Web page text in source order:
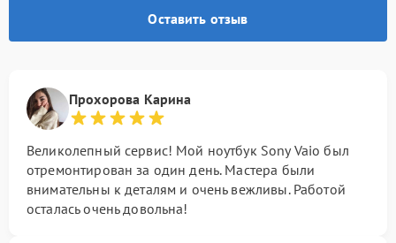
Оставить отзыв
Прохорова Карина
Великолепный сервис! Мой ноутбук Sony Vaio был
отремонтирован за один день. Мастера были
внимательны к деталям и очень вежливы. Работой
осталась очень довольна!